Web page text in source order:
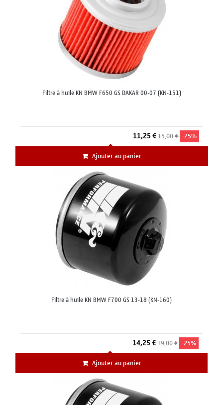
Filtre à huile KN BMW F650 GS DAKAR 00-07 (KN-151)
11,25 €15,00 € -25%
Ajouter au panier
Filtre à huile KN BMW F700 GS 13-18 (KN-160)
14,25 €19,00 € -25%
Ajouter au panier